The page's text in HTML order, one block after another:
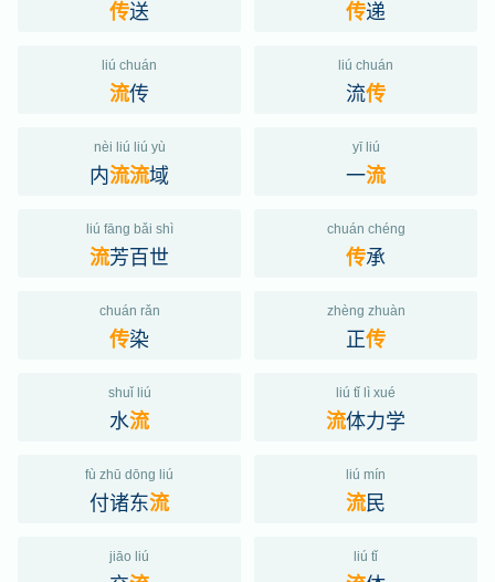
传送 传递
liú chuán
流传
liú chuán
流传
nèi liú liú yù
内流流域
yī liú
一流
liú fāng bǎi shì
流芳百世
chuán chéng
传承
chuán rǎn
传染
zhèng zhuàn
正传
shuǐ liú
水流
liú tǐ lì xué
流体力学
fù zhū dōng liú
付诸东流
liú mín
流民
jiāo liú liú tǐ